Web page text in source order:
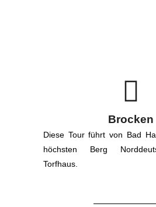
Brocken
Diese Tour führt von Bad
höchsten Berg
Torfhaus.